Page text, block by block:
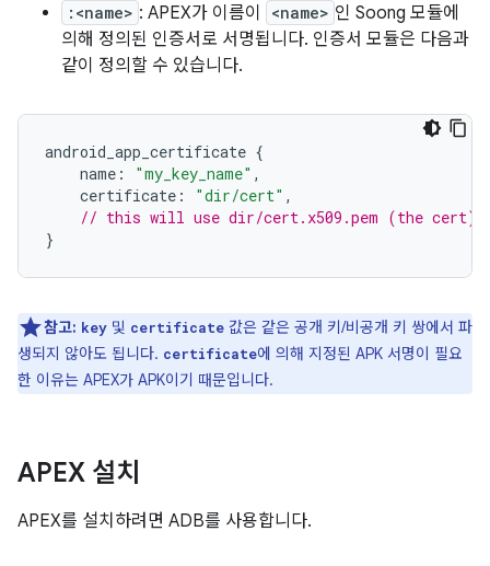
:<name> : APEX가 이름이 <name> 인 Soong 모듈에
의해 정의된 인증서로 서명됩니다. 인증서 모듈은 다음과
같이 정의할 수 있습니다.
android_app_certificate {
name : "my_key_name" ,
certificate : "dir/cert" ,
// this will use dir/cert.x509.pem (the cert)
}
참고: key 및 certificate 값은 같은 공개 키/비공개 키 쌍에서 파
생되지 않아도 됩니다. certificate에 의해 지정된 APK 서명이 필요
한 이유는 APEX가 APK이기 때문입니다.
APEX 설치
APEX를 설치하려면 ADB를 사용합니다.